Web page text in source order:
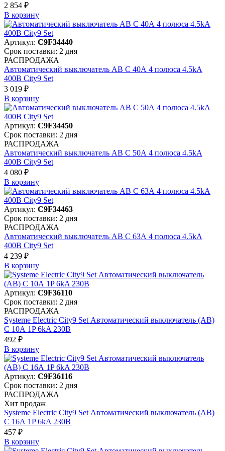
2 854 ₽
В корзинy
Артикул: C9F34440
Срок поставки: 2 дня
РАСПРОДАЖА
Автоматический выключатель АВ C 40А 4 полюса 4.5kA
400В City9 Set
3 019 ₽
В корзинy
Артикул: C9F34450
Срок поставки: 2 дня
РАСПРОДАЖА
Автоматический выключатель АВ C 50А 4 полюса 4.5kA
400В City9 Set
4 080 ₽
В корзинy
Артикул: C9F34463
Срок поставки: 2 дня
РАСПРОДАЖА
Автоматический выключатель АВ C 63А 4 полюса 4.5kA
400В City9 Set
4 239 ₽
В корзинy
Артикул: C9F36110
Срок поставки: 2 дня
РАСПРОДАЖА
Systeme Electric City9 Set Автоматический выключатель (АВ)
С 10А 1P 6kA 230В
492 ₽
В корзинy
Артикул: C9F36116
Срок поставки: 2 дня
РАСПРОДАЖА
Хит продаж
Systeme Electric City9 Set Автоматический выключатель (АВ)
С 16А 1P 6kA 230В
457 ₽
В корзинy